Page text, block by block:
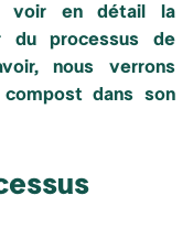
voir en détail la
du processus de
nous verrons
dans son